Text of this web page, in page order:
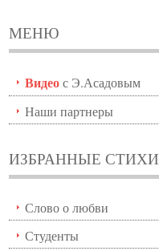
МЕНЮ
Видеос Э.Асадовым
Наши партнеры
ИЗБРАННЫЕ СТИХИ
Слово о любви
Студенты